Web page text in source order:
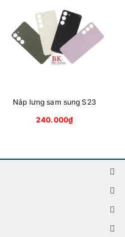
sửa chữa nút nguồn, sửa
camera, sửa chữa sạc,
Nắp lưng sam sung S23
240.000₫